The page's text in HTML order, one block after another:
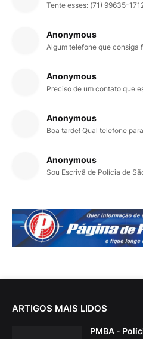
Tente esses: (71) 99635-
Anonymous
Algum telefone que consiga
Anonymous
Preciso de um contato que
Anonymous
Boa tarde! Qual telefone
Anonymous
Sou Escrivã de Polícia de
ARTIGOS MAIS LIDOS
PMBA -